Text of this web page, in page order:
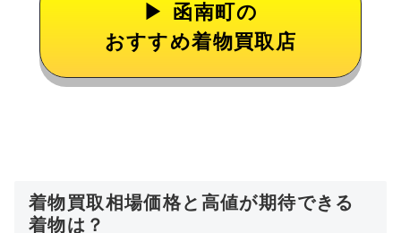
函南町の
おすすめ着物買取店
着物買取相場価格と高値が期待できる
着物は？